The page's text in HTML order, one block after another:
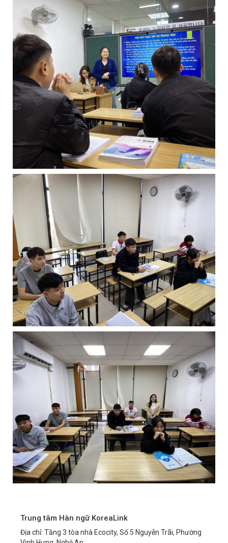
Trung tâm Hàn ngữ KoreaLink
Địa chỉ: Tầng 3 tòa nhà Ecocity, Số 5 Nguyễn Trãi, Phường